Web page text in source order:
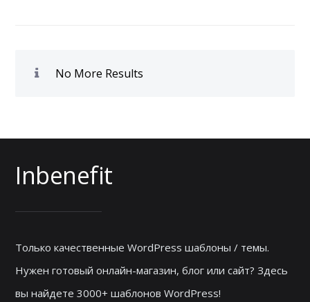
No More Results
Inbenefit
Только качественные WordPress шаблоны / темы.
Нужен готовый онлайн-магазин, блог или сайт? Здесь
вы найдете 3000+ шаблонов WordPress!